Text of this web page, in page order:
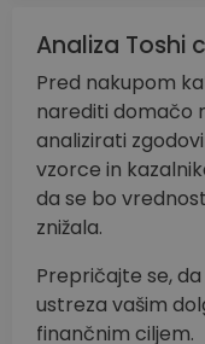
Analiza Toshi
Pred nakupom
narediti domačo
analizirati
vzorce in
da se bo
znižala.
Prepričajte se,
ustreza vašim
finančnim ciljem.